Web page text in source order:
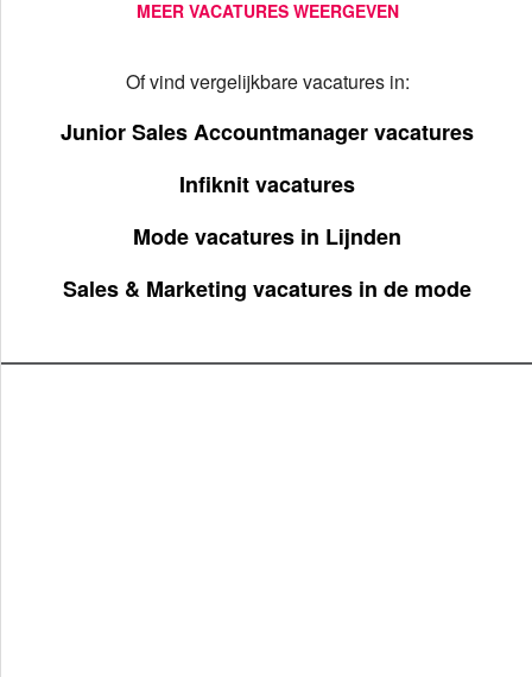
MEER VACATURES WEERGEVEN
Of vind vergelijkbare vacatures in:
Junior Sales Accountmanager vacatures
Infiknit vacatures
Mode vacatures in Lijnden
Sales & Marketing vacatures in de mode